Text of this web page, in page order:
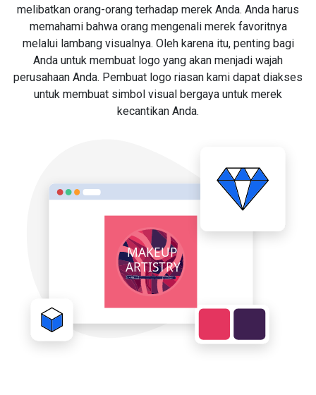
melibatkan orang-orang terhadap merek Anda. Anda harus
memahami bahwa orang mengenali merek favoritnya
melalui lambang visualnya. Oleh karena itu, penting bagi
Anda untuk membuat logo yang akan menjadi wajah
perusahaan Anda. Pembuat logo riasan kami dapat diakses
untuk membuat simbol visual bergaya untuk merek
kecantikan Anda.